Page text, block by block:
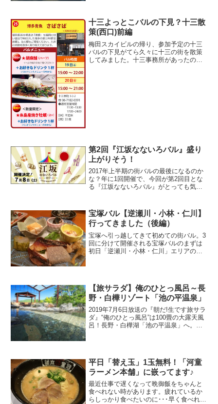
てます。東コースは「キャ...
十三よっとこバルの下見？十三散
策(西口)前編
梅田スカイビルの帰り、参加予定の十三
バルの下見がてら久々に十三の街を散策
してみました。十三事務所があったのは
第2回『江坂なないろバル』盛り
上がりそう！
2017年上半期の街バルの最後になるのか
な？年に1回開催で、今回が第2回目とな
る『江坂なないろバル』がとっても気に
（画像出典：）
宝塚バル【逆瀬川・小林・仁川】
行ってきました（後編）
宝塚へ引っ越してきて初めての街バル。3
回に分けて開催される宝塚バルのまずは
初日「逆瀬川・小林・仁川」エリアの後
【旅サラダ】俺のひとっ風呂～長
野・白樺リゾート「池の平温泉」
2019年7月6日放送の『朝だ!生です旅サラ
ダ』“俺のひとっ風呂”は100畳の大露天風
呂！長野・白樺湖「池の平温泉」へ。紹
平日「替え玉」1玉無料！「河童
ラーメン本舗」に嵌ってます♪
最近仕事で遅くなって晩御飯をちゃんと
食べれない時があります。疲れているか
らしっかり食べたいのに･･･早く食べれ